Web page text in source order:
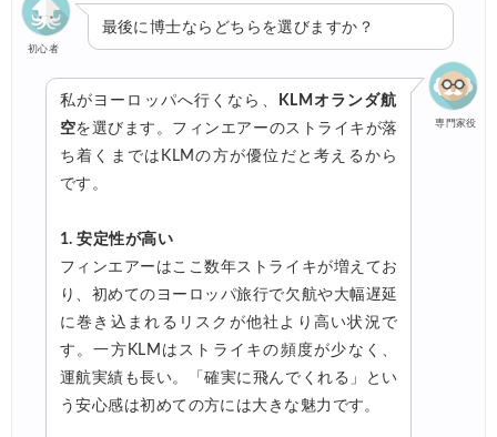
初心者
最後に博士ならどちらを選びますか？
専門家役
私がヨーロッパへ行くなら、
KLMオランダ航
空を選びます。フィンエアーのストライキが落
ち着くまではKLMの方が優位だと考えるから
です。
1. 安定性が高い
フィンエアーはここ数年ストライキが増えてお
り、初めてのヨーロッパ旅行で欠航や大幅遅延
に巻き込まれるリスクが他社より高い状況で
す。一方KLMはストライキの頻度が少なく、
運航実績も長い。「確実に飛んでくれる」とい
う安心感は初めての方には大きな魅力です。